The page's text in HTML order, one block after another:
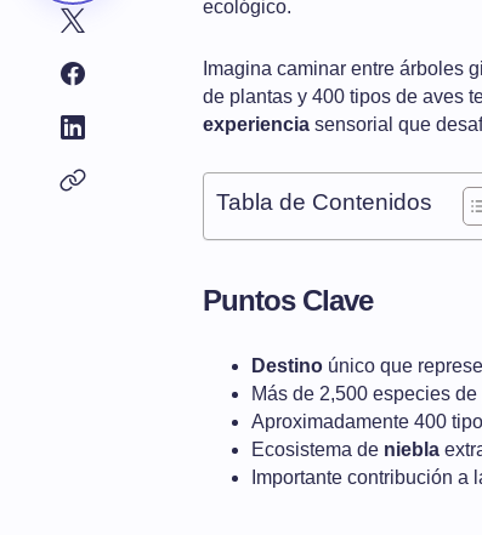
ecológico.
Imagina caminar entre árboles
de plantas y 400 tipos de aves
experiencia sensorial que
Tabla de Contenidos
Puntos Clave
Destino único que
Más de 2,500 especies
Aproximadamente 400
Ecosistema de niebla
Importante contribución a